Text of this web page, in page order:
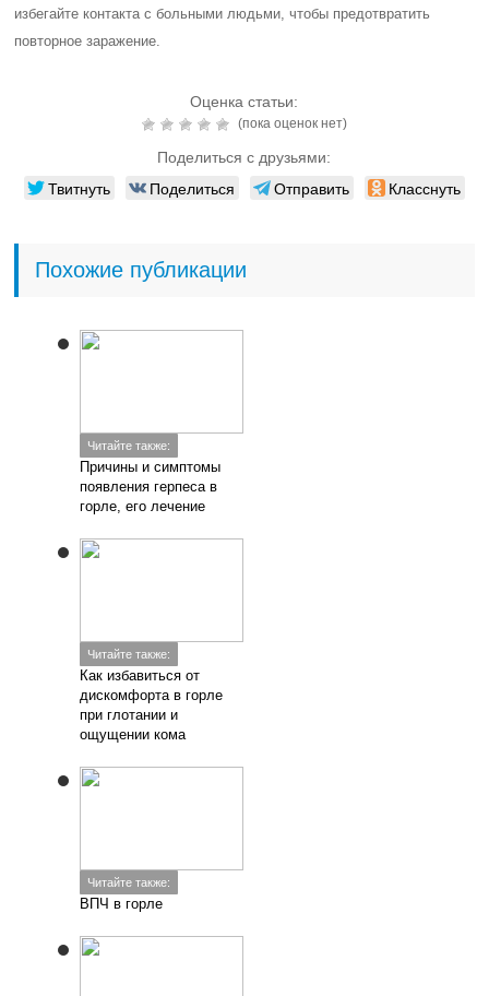
избегайте контакта с больными людьми, чтобы предотвратить
повторное заражение.
Оценка статьи:
(пока оценок нет)
Поделиться с друзьями:
Твитнуть Поделиться Отправить Класснуть
Похожие публикации
Читайте также:
Причины и симптомы
появления герпеса в
горле, его лечение
Читайте также:
Как избавиться от
дискомфорта в горле
при глотании и
ощущении кома
Читайте также:
ВПЧ в горле